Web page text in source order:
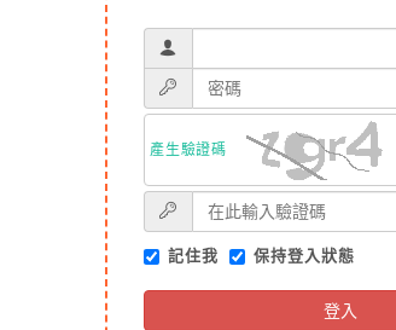
產生驗證碼
記住我 保持登入狀態
登入